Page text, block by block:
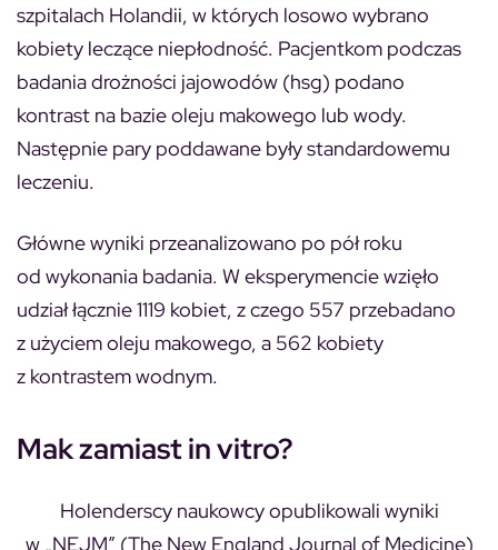
szpitalach Holandii, w których losowo wybrano
kobiety leczące niepłodność. Pacjentkom podczas
badania drożności jajowodów (hsg) podano
kontrast na bazie oleju makowego lub wody.
Następnie pary poddawane były standardowemu
leczeniu.
Główne wyniki przeanalizowano po pół roku
od wykonania badania. W eksperymencie wzięło
udział łącznie 1119 kobiet, z czego 557 przebadano
z użyciem oleju makowego, a 562 kobiety
z kontrastem wodnym.
Mak zamiast in vitro?
Holenderscy naukowcy opublikowali wyniki
w „NEJM” (The New England Journal of Medicine)